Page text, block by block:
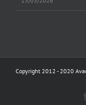
Copyright 2012 - 2020